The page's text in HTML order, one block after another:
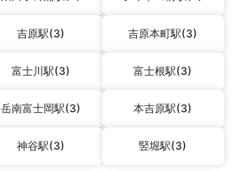
吉原駅(3) 吉原本町駅(3)
富士川駅(3) 富士根駅(3)
岳南富士岡駅(3) 本吉原駅(3)
神谷駅(3) 竪堀駅(3)